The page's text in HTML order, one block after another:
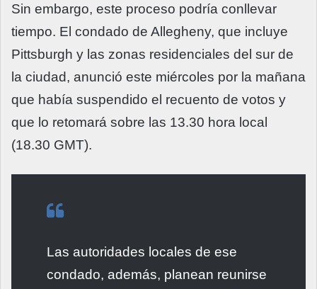
Sin embargo, este proceso podría conllevar
tiempo. El condado de Allegheny, que incluye
Pittsburgh y las zonas residenciales del sur de
la ciudad, anunció este miércoles por la mañana
que había suspendido el recuento de votos y
que lo retomará sobre las 13.30 hora local
(18.30 GMT).
Las autoridades locales de ese
condado, además, planean reunirse